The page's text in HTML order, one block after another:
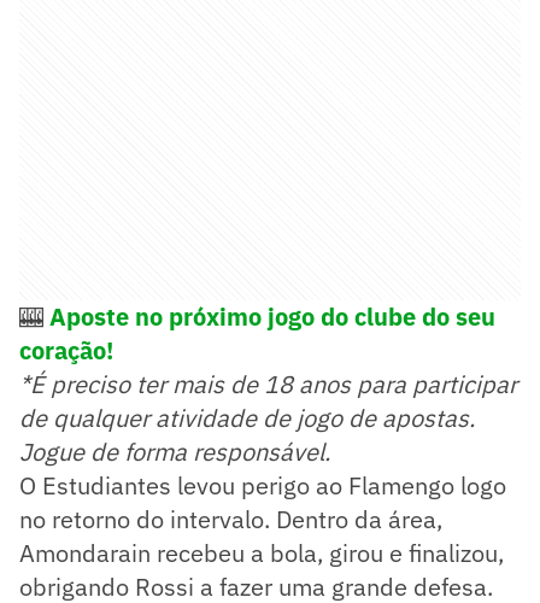
🎰Aposte no próximo jogo do clube do seu
coração!
*É preciso ter mais de 18 anos para participar
de qualquer atividade de jogo de apostas.
Jogue de forma responsável.
O Estudiantes levou perigo ao Flamengo logo
no retorno do intervalo. Dentro da área,
Amondarain recebeu a bola, girou e finalizou,
obrigando Rossi a fazer uma grande defesa.